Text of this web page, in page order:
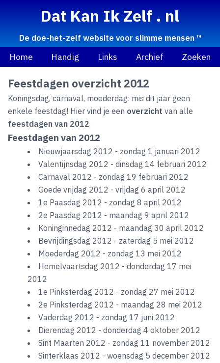
Dat Kan Ik Zelf . nl
De doe-het-zelf website voor slimme mensen ™
Home Handig Links Archief Zoeken
Feestdagen overzicht 2012
Koningsdag, carnaval, moederdag: mis dit jaar geen
enkele feestdag! Hier vind je een overzicht van alle
feestdagen van 2012
Feestdagen van 2012
Nieuwjaarsdag 2012 - zondag 1 januari 2012
Valentijnsdag 2012 - dinsdag 14 februari 2012
Carnaval 2012 - zondag 19 februari 2012
Goede vrijdag 2012 - vrijdag 6 april 2012
1e Paasdag 2012 - zondag 8 april 2012
2e Paasdag 2012 - maandag 9 april 2012
Koninginnedag 2012 - maandag 30 april 2012
Bevrijdingsdag 2012 - zaterdag 5 mei 2012
Moederdag 2012 - zondag 13 mei 2012
Hemelvaartsdag 2012 - donderdag 17 mei
2012
1e Pinksterdag 2012 - zondag 27 mei 2012
2e Pinksterdag 2012 - maandag 28 mei 2012
Vaderdag 2012 - zondag 17 juni 2012
Dierendag 2012 - donderdag 4 oktober 2012
Sint Maarten 2012 - zondag 11 november 2012
Sinterklaas 2012 - woensdag 5 december 2012